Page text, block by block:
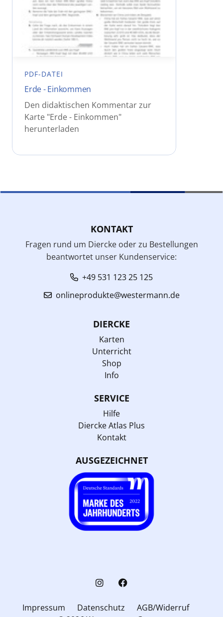
PDF-DATEI
Erde - Einkommen
Den didaktischen Kommentar zur
Karte "Erde - Einkommen"
herunterladen
KONTAKT
Fragen rund um Diercke oder zu Bestellungen
beantwortet unser Kundenservice:
+49 531 123 25 125
onlineprodukte@westermann.de
DIERCKE
Karten
Unterricht
Shop
Info
SERVICE
Hilfe
Diercke Atlas Plus
Kontakt
AUSGEZEICHNET
Impressum Datenschutz
AGB/Widerruf